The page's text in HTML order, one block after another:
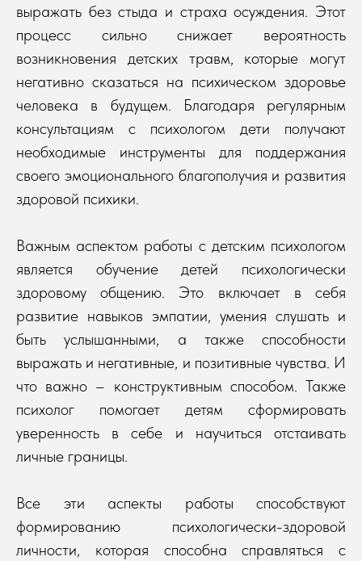
выражать без стыда и страха осуждения. Этот
процесс сильно снижает вероятность
возникновения детских травм, которые могут
негативно сказаться на психическом здоровье
человека в будущем. Благодаря регулярным
консультациям с психологом дети получают
необходимые инструменты для поддержания
своего эмоционального благополучия и развития
здоровой психики.
Важным аспектом работы с детским психологом
является обучение детей психологически
здоровому общению. Это включает в себя
развитие навыков эмпатии, умения слушать и
быть услышанными, а также способности
выражать и негативные, и позитивные чувства. И
что важно – конструктивным способом. Также
психолог помогает детям сформировать
уверенность в себе и научиться отстаивать
личные границы.
Все эти аспекты работы способствуют
формированию психологически-здоровой
личности, которая способна справляться с